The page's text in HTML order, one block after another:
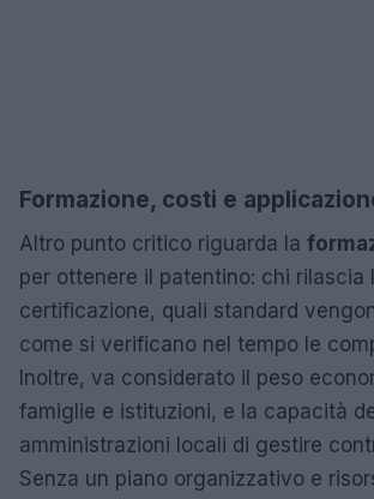
Formazione, costi e
Altro punto critico riguarda la
per ottenere il patentino: chi rilascia
certificazione, quali standard
come si verificano nel tempo le
Inoltre, va considerato il peso
famiglie e istituzioni, e la capacità
amministrazioni locali di gestire
Senza un piano organizzativo e